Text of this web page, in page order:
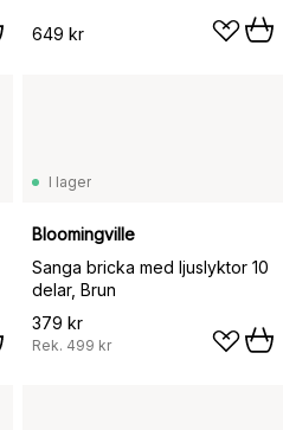
649 kr
I lager
Bloomingville
Sanga bricka med ljuslyktor 10
delar, Brun
379 kr
Rek. 499 kr